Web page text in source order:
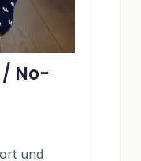
/ No-
und